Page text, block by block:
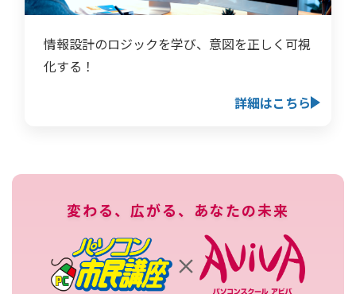
情報設計のロジックを学び、意図を正しく可視
化する！
詳細はこちら
変わる、広がる、あなたの未来